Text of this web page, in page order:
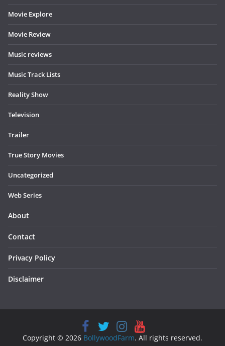
Movie Explore
Movie Review
Music reviews
Music Track Lists
Reality Show
Television
Trailer
True Story Movies
Uncategorized
Web Series
About
Contact
Privacy Policy
Disclaimer
Copyright © 2026 BollywoodFarm. All rights reserved.